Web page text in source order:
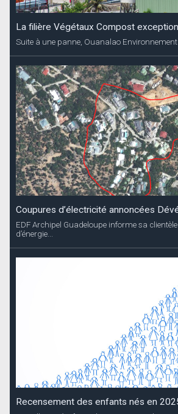
La filière Végétaux Compost
Suite à une panne, Ouanalao
Coupures d’électricité annoncées
EDF Archipel Guadeloupe informe sa
d’énergie...
Recensement des enfants nés en